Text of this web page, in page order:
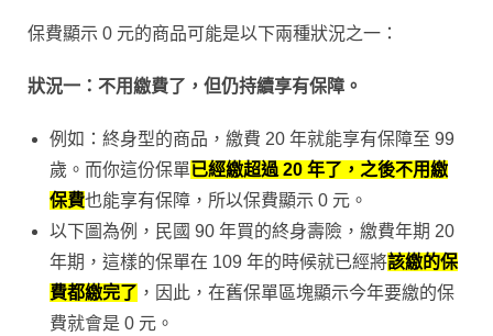
保費顯示 0 元的商品可能是以下兩種狀況之一：
狀況一：不用繳費了，但仍持續享有保障。
例如： 終身型的商品 ，繳費 20 年就能享有保障至 99
歲。而你這份保單已經繳超過 20 年了，之後不用繳
保費也能享有保障，所以保費顯示 0 元。
以下圖為例，民國 90 年買的終身壽險，繳費年期 20
年期，這樣的保單在 109 年的時候就已經將該繳的保
費都繳完了 ，因此，在舊保單區塊顯示今年要繳的保
費就會是 0 元。